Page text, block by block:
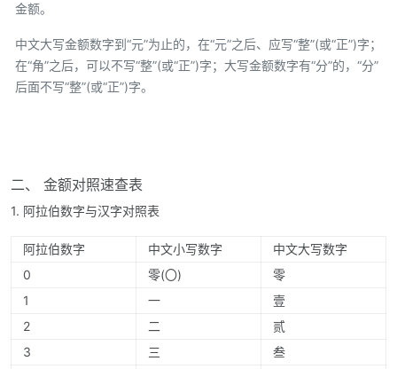
金额。
中文大写金额数字到“元”为止的，在“元”之后、应写“整”(或“正”)字；
在“角”之后，可以不写“整”(或“正”)字；大写金额数字有“分”的，“分”
后面不写“整”(或“正”)字。
二、 金额对照速查表
1. 阿拉伯数字与汉字对照表
阿拉伯数字 中文小写数字
中文大写数字
0
零(〇)
零
1
一
壹
2
二
贰
3
三
叁